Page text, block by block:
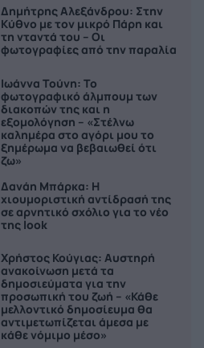
Δημήτρης Αλεξάνδρου: Στην
Κύθνο με τον μικρό Πάρη και
τη νταντά του – Οι
φωτογραφίες από την παραλία
Ιωάννα Τούνη: Το
φωτογραφικό άλμπουμ των
διακοπών της και η
εξομολόγηση – «Στέλνω
καλημέρα στο αγόρι μου το
ξημέρωμα να βεβαιωθεί ότι
ζω»
Δανάη Μπάρκα: Η
χιουμοριστική αντίδρασή της
σε αρνητικό σχόλιο για το νέο
της look
Χρήστος Κούγιας: Αυστηρή
ανακοίνωση μετά τα
δημοσιεύματα για την
προσωπική του ζωή – «Κάθε
μελλοντικό δημοσίευμα θα
αντιμετωπίζεται άμεσα με
κάθε νόμιμο μέσο»